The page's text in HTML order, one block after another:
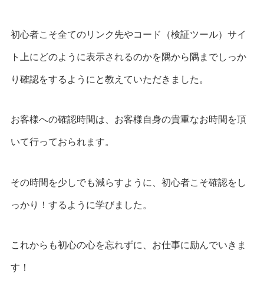
初心者こそ全てのリンク先やコード（検証ツール）サイ
ト上にどのように表示されるのかを隅から隅までしっか
り確認をするようにと教えていただきました。
お客様への確認時間は、お客様自身の貴重なお時間を頂
いて行っておられます。
その時間を少しでも減らすように、初心者こそ確認をし
っかり！するように学びました。
これからも初心の心を忘れずに、お仕事に励んでいきま
す！